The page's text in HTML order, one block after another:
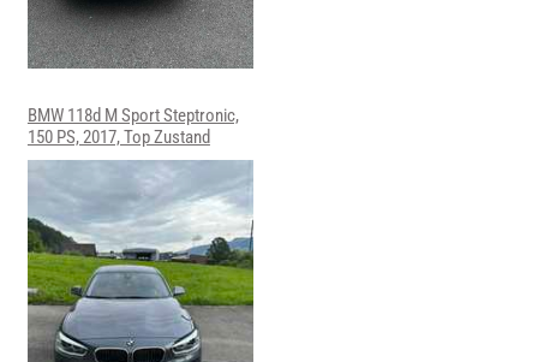
BMW 118d M Sport Steptronic,
150 PS, 2017, Top Zustand